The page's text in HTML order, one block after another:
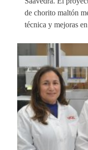
de chorito maltón
técnica y mejoras